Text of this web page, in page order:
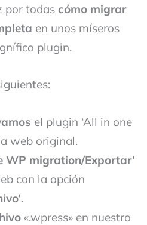
por todas cómo migrar
en unos míseros
plugin.
el plugin ‘All in one
web original.
WP migration/Exportar’
con la opción
.
«.wpress» en nuestro